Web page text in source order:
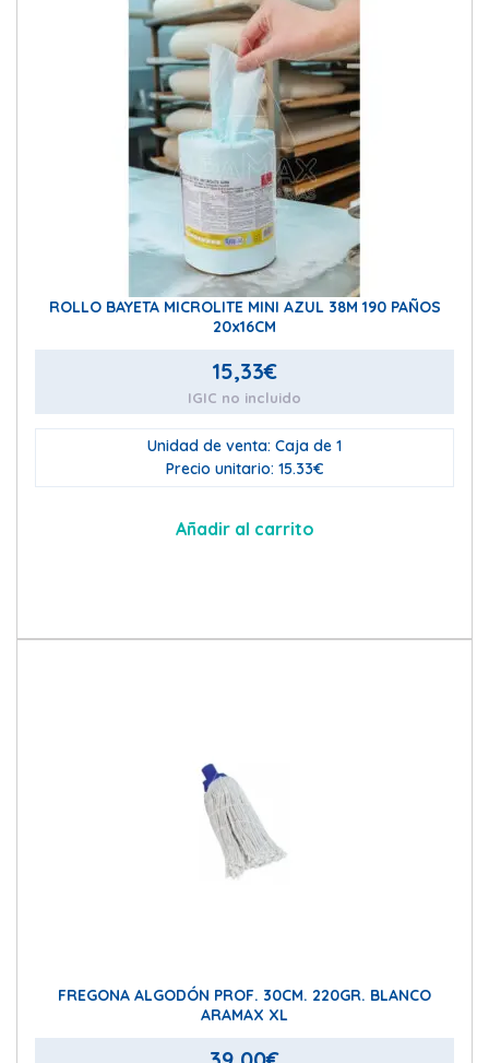
ROLLO BAYETA MICROLITE MINI AZUL 38M 190 PAÑOS
20x16CM
15,33€
IGIC no incluido
Unidad de venta: Caja de 1
Precio unitario: 15.33€
Añadir al carrito
FREGONA ALGODÓN PROF. 30CM. 220GR. BLANCO
ARAMAX XL